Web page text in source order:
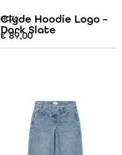
AO76
Clyde Hoodie Logo –
Dark Slate
€89,00